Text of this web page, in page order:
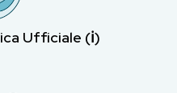
Ufficiale (ℹ︎)